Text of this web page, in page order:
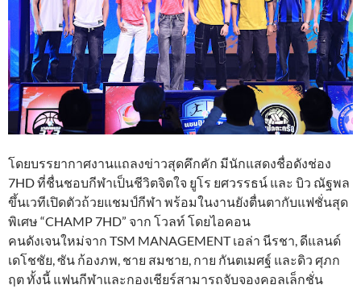
​โดยบรรยากาศงานแถลงข่าวสุดคึกคัก มีนักแสดงชื่อดังช่อง
7HD ที่ชื่นชอบกีฬาเป็นชีวิตจิตใจ ยูโร ยศวรรธน์ และ บิว ณัฐพล
ขึ้นเวทีเปิดตัวถ้วยแชมป์กีฬา พร้อมในงานยังตื่นตากับแฟชั่นสุด
พิเศษ “CHAMP 7HD” จาก โวลท์ โดยไอคอน
คนดังเจนใหม่จาก TSM MANAGEMENT เอล่า นีรชา, ดีแลนด์
เดโชชัย, ซัน ก้องภพ, ชาย สมชาย, กาย กันตเมศฐ์ และดิว ศุภก
ฤต ทั้งนี้ แฟนกีฬาและกองเชียร์สามารถจับจองคอลเล็กชั่น